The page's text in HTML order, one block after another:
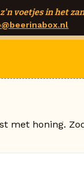
voetjes in het
met honing.